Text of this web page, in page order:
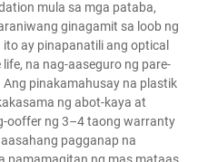
mula sa mga pataba,
ginagamit sa loob ng
ay pinapanatili ang optical
na nag-aaseguro ng pare-
pinakamahusay na plastik
ng abot-kaya at
ooffer ng 3–4 taong warranty
pagganap na